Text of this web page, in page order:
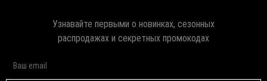
Узнавайте первыми о новинках, сезонных
распродажах и секретных промокодах